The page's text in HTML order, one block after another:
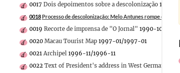
0017 Dois depoimentos sobre a descolonização 1977-
0018Processo de descolonização: Melo Antunes rompe o
0019 Recorte de imprensa de "O Jornal" 1990-10-19/
0020 Macau Tourist Map 1997-01/1997-01
0021 Archipel 1996-11/1996-11
0022 Text of President's address in West Germany on